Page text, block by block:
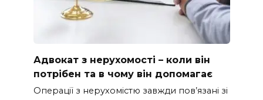
Адвокат з нерухомості – коли він
потрібен та в чому він допомагає
Операції з нерухомістю завжди пов’язані зі